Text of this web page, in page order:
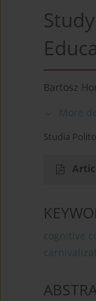
Bartosz
More
Studia
cognitive